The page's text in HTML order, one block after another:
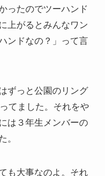
ったのでツーハンド
上がるとみんなワン
ンドなの？」って言
ずっと公園のリング
てました。それをや
は３年生メンバーの
。
も大事なのよ。それ